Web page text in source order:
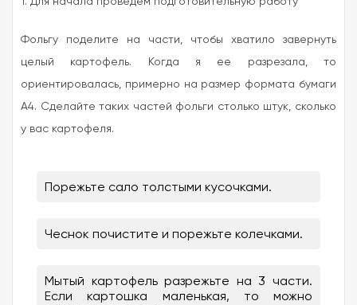
Фольгу поделите на части, чтобы хватило завернуть
целый картофель. Когда я ее разрезала, то
ориентировалась, примерно на размер формата бумаги
А4. Сделайте таких частей фольги столько штук, сколько
у вас картофеля.
Порежьте сало толстыми кусочками.
Чеснок почистите и порежьте колечками.
Мытый картофель разрежьте на 3 части.
Если картошка маленькая, то можно